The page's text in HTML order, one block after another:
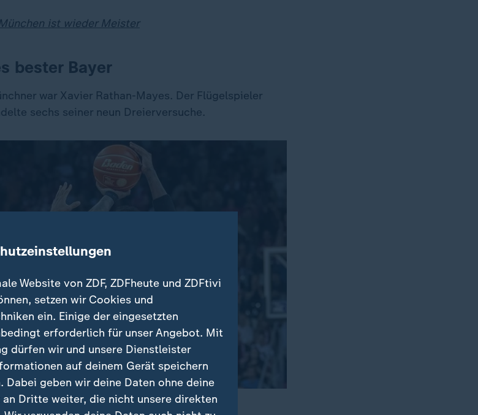
ist wieder Meister
bester Bayer
war Xavier Rathan-Mayes. Der Flügelspieler
sechs seiner neun Dreierversuche.
Mayes. Joel Aminu versucht, zu blocken.
Website von ZDF, ZDFheute und ZDFtivi
setzen wir Cookies und
ein. Einige der eingesetzten
erforderlich für unser Angebot. Mit
dürfen wir und unsere Dienstleister
auf deinem Gerät speichern
Dabei geben wir deine Daten ohne deine
Dritte weiter, die nicht unsere direkten